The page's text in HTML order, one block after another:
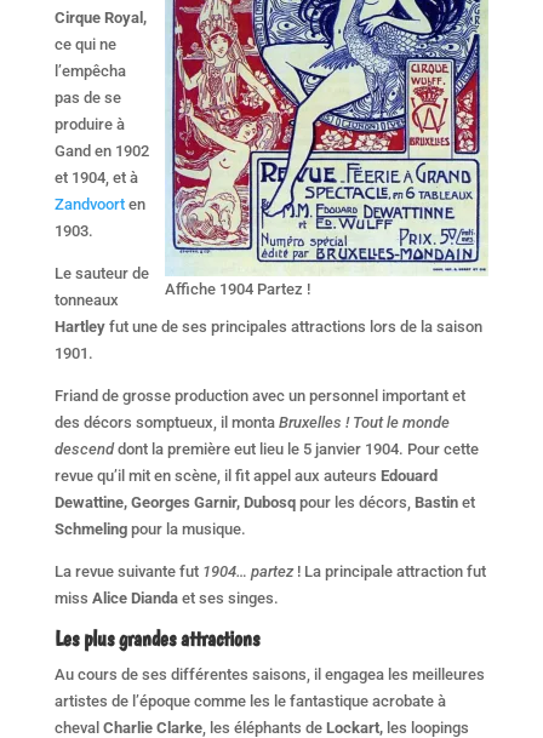
Affiche 1904 Partez !
Cirque Royal,
ce qui ne
l’empêcha
pas de se
produire à
Gand en 1902
et 1904, et à
Zandvoort en
1903.
Le sauteur de
tonneaux
Hartleyfut une de ses principales attractions lors de la saison
1901.
Friand de grosse production avec un personnel important et
des décors somptueux, il monta Bruxelles ! Tout le monde
descenddont la première eut lieu le 5 janvier 1904. Pour cette
revue qu’il mit en scène, il fit appel aux auteurs Edouard
Dewattine, Georges Garnir, Dubosq pour les décors, Bastinet
Schmelingpour la musique.
La revue suivante fut 1904… partez ! La principale attraction fut
miss Alice Diandaet ses singes.
Les plus grandes attractions
Au cours de ses différentes saisons, il engagea les meilleures
artistes de l’époque comme les le fantastique acrobate à
cheval Charlie Clarke, les éléphants de Lockart,les loopings